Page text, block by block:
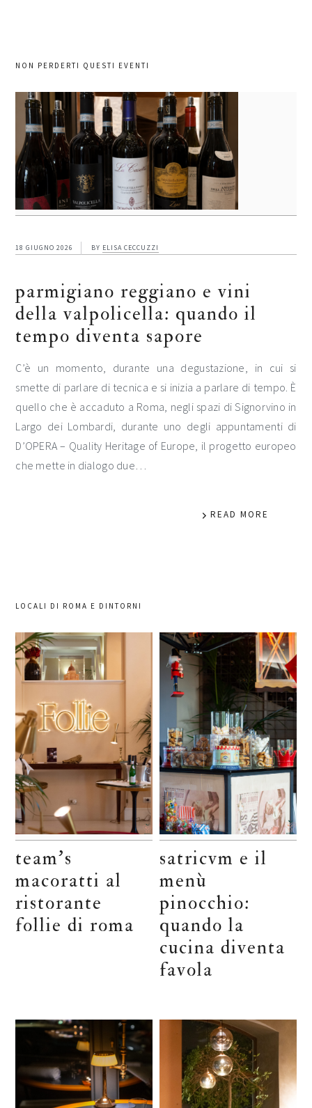
NON PERDERTI QUESTI EVENTI
18 GIUGNO 2026 BY ELISA CECCUZZI
parmigiano reggiano e vini
della valpolicella: quando il
tempo diventa sapore
C’è un momento, durante una degustazione, in cui si
smette di parlare di tecnica e si inizia a parlare di tempo. È
quello che è accaduto a Roma, negli spazi di Signorvino in
Largo dei Lombardi, durante uno degli appuntamenti di
D’OPERA – Quality Heritage of Europe, il progetto europeo
che mette in dialogo due…
READ MORE
LOCALI DI ROMA E DINTORNI
team’s
macoratti al
ristorante
follie di roma
satricvm e il
menù
pinocchio:
quando la
cucina diventa
favola